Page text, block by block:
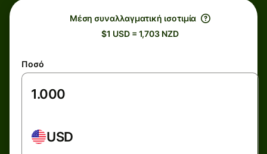
Μέση συναλλαγματική ισοτιμία
$1 USD = 1,703 NZD
Ποσό
USD